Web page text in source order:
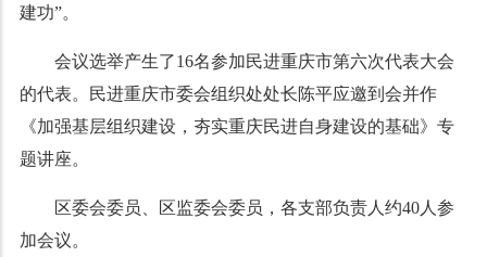
建功”。
会议选举产生了16名参加民进重庆市第六次代表大会
的代表。民进重庆市委会组织处处长陈平应邀到会并作
《加强基层组织建设，夯实重庆民进自身建设的基础》专
题讲座。
区委会委员、区监委会委员，各支部负责人约40人参
加会议。